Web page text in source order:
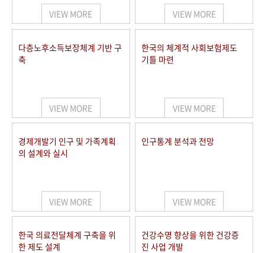
세계와 함께 한 KIHASA
VR 역사관
VIEW MORE VIEW MORE
다층노후소득보장체계 기반 구
축
VIEW MORE
한국의 체계적 사회보험제도
기틀 마련
VIEW MORE
경제개발기 인구 및 가족계획
의 설계와 실시
VIEW MORE
인구통계 분석과 전망
VIEW MORE
한국 의료전달체계 구축을 위
한 제도 설계
건강수명 향상을 위한 건강증
진 사업 개발